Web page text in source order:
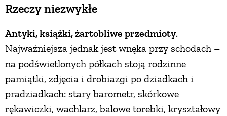
Rzeczy niezwykłe
Antyki, książki, żartobliwe przedmioty.
Najważniejsza jednak jest wnęka przy schodach –
na podświetlonych półkach stoją rodzinne
pamiątki, zdjęcia i drobiazgi po dziadkach i
pradziadkach: stary barometr, skórkowe
rękawiczki, wachlarz, balowe torebki, kryształowy